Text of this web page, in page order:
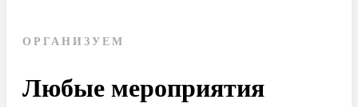
ОРГАНИЗУЕМ
Любые мероприятия